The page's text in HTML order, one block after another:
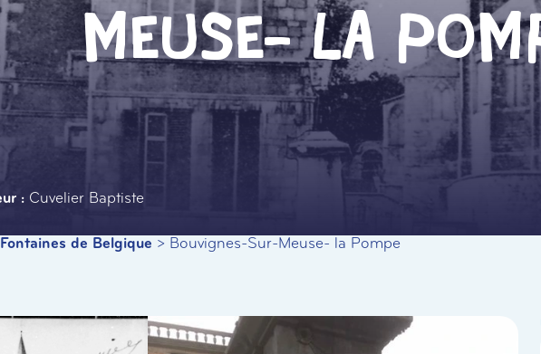
Meuse- la
Cuvelier Baptiste
Fontaines de Belgique > Bouvignes-Sur-Meuse- la Pompe